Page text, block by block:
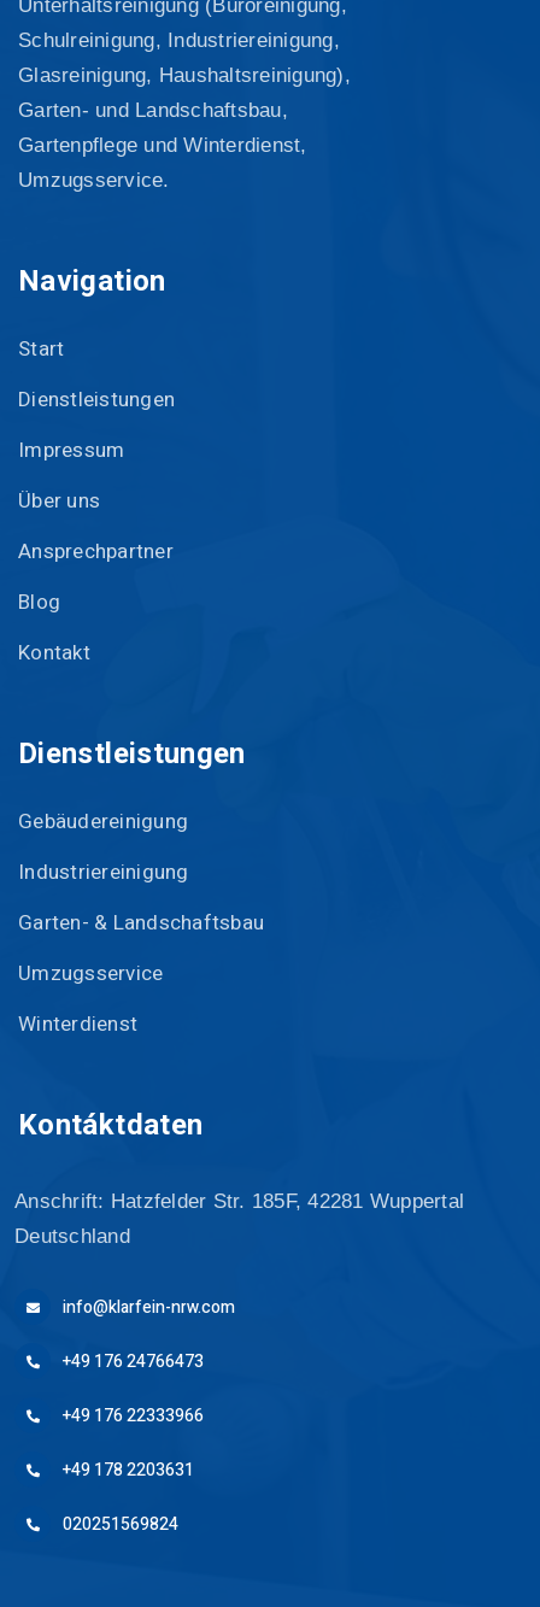
Unterhaltsreinigung (Büroreinigung,
Schulreinigung, Industriereinigung,
Glasreinigung, Haushaltsreinigung),
Garten- und Landschaftsbau,
Gartenpflege und Winterdienst,
Umzugsservice.
Navigation
Start
Dienstleistungen
Impressum
Über uns
Ansprechpartner
Blog
Kontakt
Dienstleistungen
Gebäudereinigung
Industriereinigung
Garten- & Landschaftsbau
Umzugsservice
Winterdienst
Kontáktdaten
Anschrift: Hatzfelder Str. 185F, 42281 Wuppertal
Deutschland
info@klarfein-nrw.com
+49 176 24766473
+49 176 22333966
+49 178 2203631
020251569824